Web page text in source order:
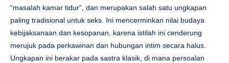
“masalah kamar tidur”, dan merupakan salah satu ungkapan
paling tradisional untuk seks. Ini mencerminkan nilai budaya
kebijaksanaan dan kesopanan, karena istilah ini cenderung
merujuk pada perkawinan dan hubungan intim secara halus.
Ungkapan ini berakar pada sastra klasik, di mana persoalan